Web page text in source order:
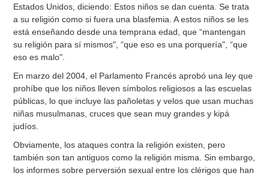
Estados Unidos, diciendo: Estos niños se dan cuenta. Se trata
a su religión como si fuera una blasfemia. A estos niños se les
está enseñando desde una temprana edad, que “mantengan
su religión para sí mismos", “que eso es una porquería", “que
eso es malo".
En marzo del 2004, el Parlamento Francés aprobó una ley que
prohíbe que los niños lleven símbolos religiosos a las escuelas
públicas, lo que incluye las pañoletas y velos que usan muchas
niñas musulmanas, cruces que sean muy grandes y kipá
judíos.
Obviamente, los ataques contra la religión existen, pero
también son tan antiguos como la religión misma. Sin embargo,
los informes sobre perversión sexual entre los clérigos que han